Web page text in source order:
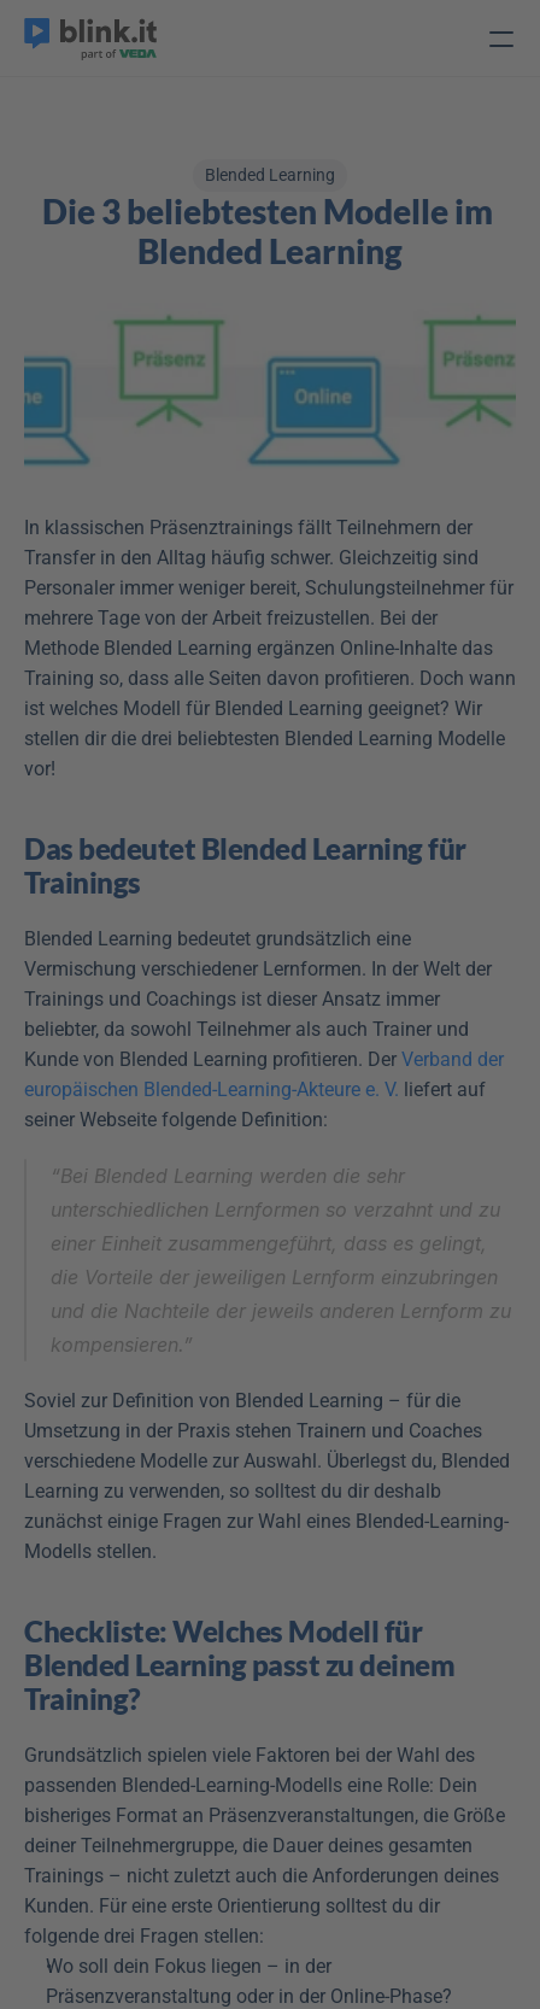
Blended Learning
Die 3 beliebtesten Modelle im
Blended Learning
In klassischen Präsenztrainings fällt Teilnehmern der
Transfer in den Alltag häufig schwer. Gleichzeitig sind
Personaler immer weniger bereit, Schulungsteilnehmer für
mehrere Tage von der Arbeit freizustellen. Bei der
Methode Blended Learning ergänzen Online-Inhalte das
Training so, dass alle Seiten davon profitieren. Doch wann
ist welches Modell für Blended Learning geeignet? Wir
stellen dir die drei beliebtesten Blended Learning Modelle
vor!
Das bedeutet Blended Learning für
Trainings
Blended Learning bedeutet grundsätzlich eine
Vermischung verschiedener Lernformen. In der Welt der
Trainings und Coachings ist dieser Ansatz immer
beliebter, da sowohl Teilnehmer als auch Trainer und
Kunde von Blended Learning profitieren. Der Verband der
europäischen Blended-Learning-Akteure e. V. liefert auf
seiner Webseite folgende Definition:
“Bei Blended Learning werden die sehr
unterschiedlichen Lernformen so verzahnt und zu
einer Einheit zusammengeführt, dass es gelingt,
die Vorteile der jeweiligen Lernform einzubringen
und die Nachteile der jeweils anderen Lernform zu
kompensieren.”
Soviel zur Definition von Blended Learning – für die
Umsetzung in der Praxis stehen Trainern und Coaches
verschiedene Modelle zur Auswahl. Überlegst du, Blended
Learning zu verwenden, so solltest du dir deshalb
zunächst einige Fragen zur Wahl eines Blended-Learning-
Modells stellen.
Checkliste: Welches Modell für
Blended Learning passt zu deinem
Training?
Grundsätzlich spielen viele Faktoren bei der Wahl des
passenden Blended-Learning-Modells eine Rolle: Dein
bisheriges Format an Präsenzveranstaltungen, die Größe
deiner Teilnehmergruppe, die Dauer deines gesamten
Trainings – nicht zuletzt auch die Anforderungen deines
Kunden. Für eine erste Orientierung solltest du dir
folgende drei Fragen stellen:
Wo soll dein Fokus liegen – in der
Präsenzveranstaltung oder in der Online-Phase?